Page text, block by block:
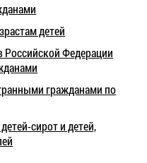
детей
Российской Федерации
гражданами по
сирот и детей,